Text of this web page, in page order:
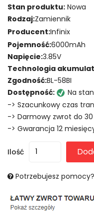
Stan produktu: Nowa
Rodzaj:Zamiennik
Producent:Infinix
Pojemność:6000mAh
Napięcie:3.85V
Technologia
Zgodność:BL-58BI
Dostępność:
Na
-> Szacunkowy czas
-> Darmowy zwrot do
-> Gwarancja 12
Ilość
Potrzebujesz